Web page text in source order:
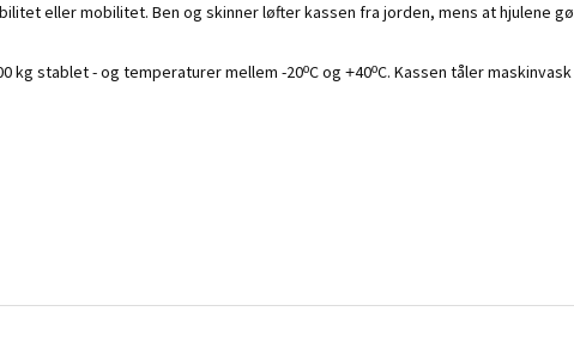
eller mobilitet. Ben og skinner løfter kassen fra jorden, mens at hjulene
stablet - og temperaturer mellem -20ºC og +40ºC. Kassen tåler